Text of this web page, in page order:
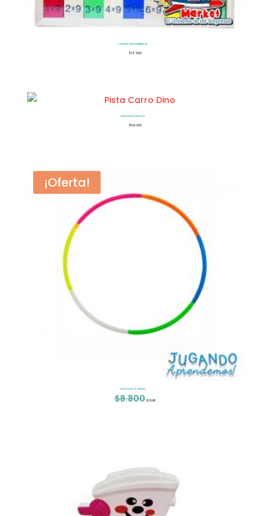
Tablas de multiplicar
$28.900
Pista Dinosaurios
$149.500
¡Oferta!
Hula Hula 5 Piezas
$8.800 $7.040